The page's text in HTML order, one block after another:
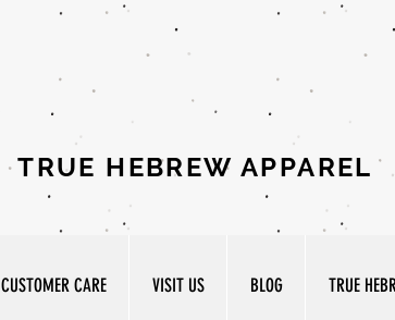
TRUE HEBREW APPAREL
CUSTOMER CARE VISIT US BLOG TRUE